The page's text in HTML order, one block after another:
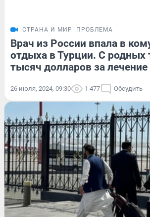
СТРАНА И МИР ПРОБЛЕМА
Врач из России впала в
отдыха в Турции. С родных
тысяч долларов за лечение
26 июля, 2024, 09:30 1 477 Обсудить